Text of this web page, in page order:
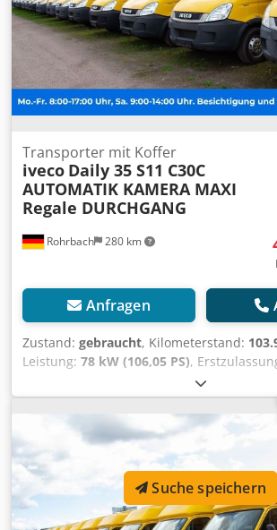
wahrgenommen werden. Verkauf nur an
Gewerbetreibende (Landwirtschaft,
Djdpfx Ajxmbduefqjck und
Irrtum und Zwischenverkauf vorbehalten.
Rohrbach 280 km
Transporter mit Koffer
iveco Daily 35 S11 C30C
AUTOMATIK KAMERA MAXI
Regale DURCHGANG
Anfragen
Zustand: gebraucht, Kilometerstand:
Leistung: 78 kW (106,05 PS),
, Leergewicht:
Ladegewicht:965 kg, Gesamtgewicht:
Konfiguration:
, Radstand:3.750 mm
Gelb , Fahrerkabine:Sonstige
Automatisch
, Emissionsklasse:
Anzahl der Sitzplätze:1, Gesamtlänge:
Laderaumlänge:
4.300 mm,
Laderaumhöhe:2.100 mm, Baujahr:2011
Suche speichern